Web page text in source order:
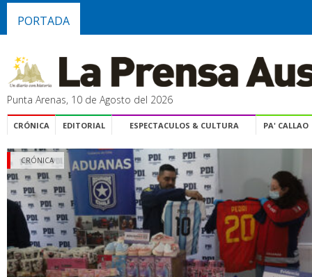
PORTADA
Punta Arenas, 10 de Agosto del 2026
CRÓNICA EDITORIAL ESPECTACULOS & CULTURA PA' CALLAO
CRÓNICA